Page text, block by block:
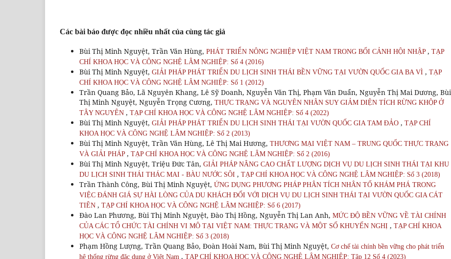
Các bài báo được đọc nhiều nhất của cùng tác giả
Bùi Thị Minh Nguyệt, Trần Văn Hùng, PHÁT TRIỂN NÔNG NGHIỆP VIỆT NAM TRONG BỐI CẢNH HỘI NHẬP , TẠP
CHÍ KHOA HỌC VÀ CÔNG NGHỆ LÂM NGHIỆP: Số 4 (2016)
Bùi Thị Minh Nguyệt, GIẢI PHÁP PHÁT TRIỂN DU LỊCH SINH THÁI BỀN VỮNG TẠI VƯỜN QUỐC GIA BA VÌ , TẠP
CHÍ KHOA HỌC VÀ CÔNG NGHỆ LÂM NGHIỆP: Số 1 (2012)
Trần Quang Bảo, Lã Nguyên Khang, Lê Sỹ Doanh, Nguyễn Văn Thị, Phạm Văn Duẩn, Nguyễn Thị Mai Dương, Bùi
Thị Minh Nguyệt, Nguyễn Trọng Cương, THỰC TRẠNG VÀ NGUYÊN NHÂN SUY GIẢM DIỆN TÍCH RỪNG KHỘP Ở
TÂY NGUYÊN , TẠP CHÍ KHOA HỌC VÀ CÔNG NGHỆ LÂM NGHIỆP: Số 4 (2022)
Bùi Thị Minh Nguyệt, GIẢI PHÁP PHÁT TRIỂN DU LỊCH SINH THÁI TẠI VƯỜN QUỐC GIA TAM ĐẢO , TẠP CHÍ
KHOA HỌC VÀ CÔNG NGHỆ LÂM NGHIỆP: Số 2 (2013)
Bùi Thị Minh Nguyệt, Trần Văn Hùng, Lê Thị Mai Hương, THƯƠNG MẠI VIỆT NAM – TRUNG QUỐC THỰC TRẠNG
VÀ GIẢI PHÁP , TẠP CHÍ KHOA HỌC VÀ CÔNG NGHỆ LÂM NGHIỆP: Số 2 (2016)
Bùi Thị Minh Nguyệt, Triệu Đức Tân, GIẢI PHÁP NÂNG CAO CHẤT LƯỢNG DỊCH VỤ DU LỊCH SINH THÁI TẠI KHU
DU LỊCH SINH THÁI THÁC MAI - BÀU NƯỚC SÔI , TẠP CHÍ KHOA HỌC VÀ CÔNG NGHỆ LÂM NGHIỆP: Số 3 (2018)
Trần Thành Công, Bùi Thị Minh Nguyệt, ỨNG DỤNG PHƯƠNG PHÁP PHÂN TÍCH NHÂN TỐ KHÁM PHÁ TRONG
VIỆC ĐÁNH GIÁ SỰ HÀI LÒNG CỦA DU KHÁCH ĐỐI VỚI DỊCH VỤ DU LỊCH SINH THÁI TẠI VƯỜN QUỐC GIA CÁT
TIÊN , TẠP CHÍ KHOA HỌC VÀ CÔNG NGHỆ LÂM NGHIỆP: Số 6 (2017)
Đào Lan Phương, Bùi Thị Minh Nguyệt, Đào Thị Hồng, Nguyễn Thị Lan Anh, MỨC ĐỘ BỀN VỮNG VỀ TÀI CHÍNH
CỦA CÁC TỔ CHỨC TÀI CHÍNH VI MÔ TẠI VIỆT NAM: THỰC TRẠNG VÀ MỘT SỐ KHUYẾN NGHỊ , TẠP CHÍ KHOA
HỌC VÀ CÔNG NGHỆ LÂM NGHIỆP: Số 3 (2018)
Phạm Hồng Lượng, Trần Quang Bảo, Đoàn Hoài Nam, Bùi Thị Minh Nguyệt, Cơ chế tài chính bền vững cho phát triển
hệ thống rừng đặc dụng ở Việt Nam , TẠP CHÍ KHOA HỌC VÀ CÔNG NGHỆ LÂM NGHIỆP: Tập 12 Số 4 (2023)